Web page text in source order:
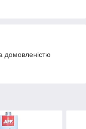
домовленістю